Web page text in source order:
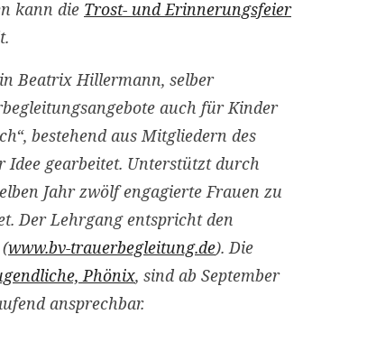
kann die Trost- und Erinnerungsfeier
Beatrix Hillermann, selber
auch für Kinder
bestehend aus Mitgliedern des
Idee gearbeitet. Unterstützt durch
Jahr zwölf engagierte Frauen zu
Der Lehrgang entspricht den
www.bv-trauerbegleitung.de). Die
Phönix, sind ab September
ansprechbar.